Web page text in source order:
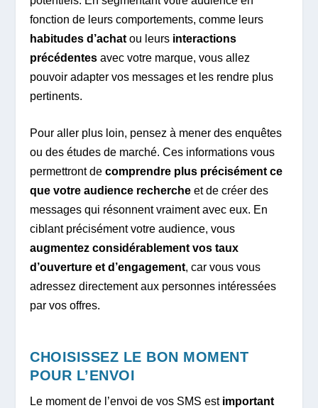
fonction de leurs comportements, comme leurs
habitudes d’achat ou leurs interactions
précédentes avec votre marque, vous allez
pouvoir adapter vos messages et les rendre plus
pertinents.
Pour aller plus loin, pensez à mener des enquêtes
ou des études de marché. Ces informations vous
permettront decomprendre plus précisément ce
que votre audience recherche et de créer des
messages qui résonnent vraiment avec eux. En
ciblant précisément votre audience, vous
augmentez considérablement vos taux
d’ouverture et d’engagement, car vous vous
adressez directement aux personnes intéressées
par vos offres.
CHOISISSEZ LE BON MOMENT
POUR L’ENVOI
Le moment de l’envoi de vos SMS est important